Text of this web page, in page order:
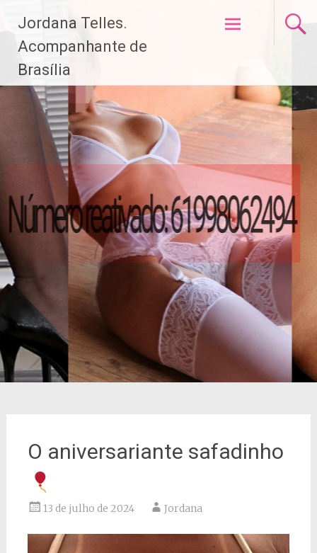
paraJordana Telles.
Acompanhante de
Brasília
O aniversariante safadinho
13 de julho de 2024 Jordana